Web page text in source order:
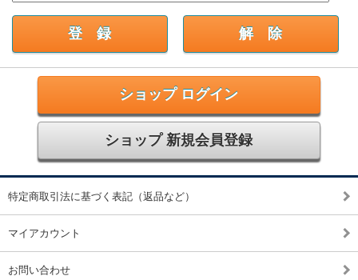
ショップ ログイン
ショップ 新規会員登録
特定商取引法に基づく表記（返品など）
マイアカウント
お問い合わせ